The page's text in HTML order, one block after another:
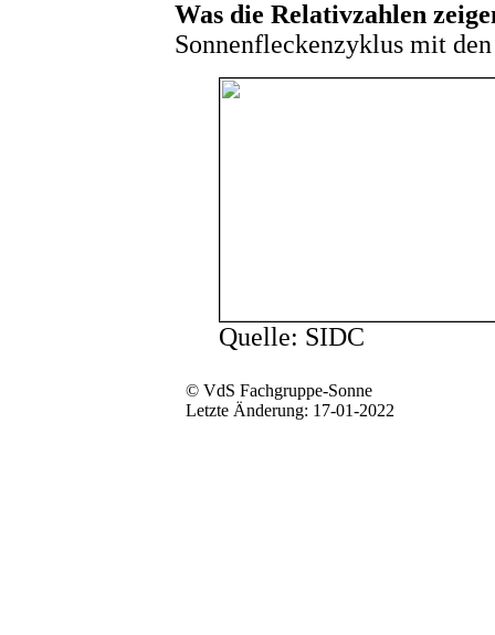
Was die Relativzahlen
Sonnenfleckenzyklus mit
Quelle: SIDC
© VdS Fachgruppe-Sonne
Letzte Änderung: 17-01-2022